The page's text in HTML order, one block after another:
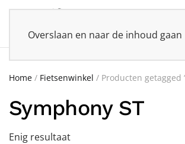
Overslaan en naar de inhoud gaan
Home / Fietsenwinkel / Producten getagged
Symphony ST
Enig resultaat